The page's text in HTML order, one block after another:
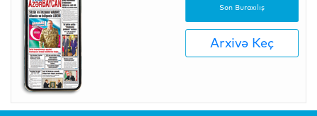
Son Buraxılış
Arxivə Keç